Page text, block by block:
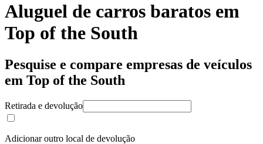
Aluguel de carros baratos em
Top of the South
Pesquise e compare empresas de veículos
em Top of the South
Retirada e devolução
Adicionar outro local de devolução